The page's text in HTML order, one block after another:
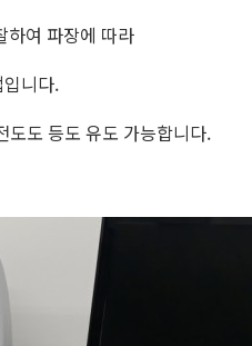
하여 파장에 따라
니다.
도도 등도 유도 가능합니다.